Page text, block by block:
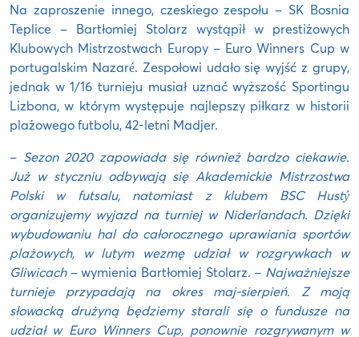
Na zaproszenie innego, czeskiego zespołu – SK Bosnia
Teplice – Bartłomiej Stolarz wystąpił w prestiżowych
Klubowych Mistrzostwach Europy – Euro Winners Cup w
portugalskim Nazaré. Zespołowi udało się wyjść z grupy,
jednak w 1/16 turnieju musiał uznać wyższość Sportingu
Lizbona, w którym występuje najlepszy piłkarz w historii
plażowego futbolu, 42-letni Madjer.
– Sezon 2020 zapowiada się również bardzo ciekawie.
Już w styczniu odbywają się Akademickie Mistrzostwa
Polski w futsalu, natomiast z klubem BSC Hustý
organizujemy wyjazd na turniej w Niderlandach. Dzięki
wybudowaniu hal do całorocznego uprawiania sportów
plażowych, w lutym wezmę udział w rozgrywkach w
Gliwicach– wymienia Bartłomiej Stolarz. – Najważniejsze
turnieje przypadają na okres maj-sierpień. Z moją
słowacką drużyną będziemy starali się o fundusze na
udział w Euro Winners Cup, ponownie rozgrywanym w